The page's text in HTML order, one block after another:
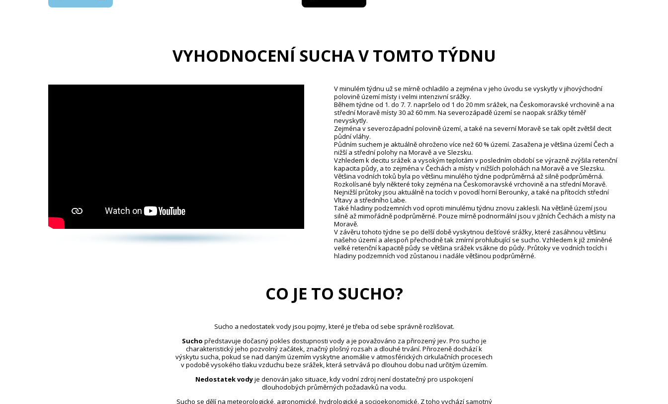
VYHODNOCENÍ SUCHA V TOMTO TÝDNU
V minulém týdnu už se mírně ochladilo a zejména v jeho úvodu se vyskytly v jihovýchodní
polovině území místy i velmi intenzivní srážky.
Během týdne od 1. do 7. 7. napršelo od 1 do 20 mm srážek, na Českomoravské vrchovině a na
střední Moravě místy 30 až 60 mm. Na severozápadě území se naopak srážky téměř
nevyskytly.
Zejména v severozápadní polovině území, a také na severní Moravě se tak opět zvětšil deficit
půdní vláhy.
Půdním suchem je aktuálně ohroženo více než 60 % území. Zasažena je většina území Čech a
nižší a střední polohy na Moravě a ve Slezsku.
Vzhledem k deficitu srážek a vysokým teplotám v posledním období se výrazně zvýšila retenční
kapacita půdy, a to zejména v Čechách a místy v nižších polohách na Moravě a ve Slezsku.
Většina vodních toků byla po většinu minulého týdne podprůměrná až silně podprůměrná.
Rozkolísané byly některé toky zejména na Českomoravské vrchovině a na střední Moravě.
Nejnižší průtoky jsou aktuálně na tocích v povodí horní Berounky, a také na přítocích střední
Vltavy a středního Labe.
Také hladiny podzemních vod oproti minulému týdnu znovu zaklesli. Na většině území jsou
silně až mimořádně podprůměrné. Pouze mírně podnormální jsou v jižních Čechách a místy na
Moravě.
V závěru tohoto týdne se po delší době vyskytnou dešťové srážky, které zasáhnou většinu
našeho území a alespoň přechodně tak zmírní prohlubující se sucho. Vzhledem k již zmíněné
velké retenční kapacitě půdy se většina srážek vsákne do půdy. Průtoky ve vodních tocích i
hladiny podzemních vod zůstanou i nadále většinou podprůměrné.
CO JE TO SUCHO?
Sucho a nedostatek vody jsou pojmy, které je třeba od sebe správně rozlišovat.
Sucho představuje dočasný pokles dostupnosti vody a je považováno za přirozený jev. Pro sucho je
charakteristický jeho pozvolný začátek, značný plošný rozsah a dlouhé trvání. Přirozeně dochází k
výskytu sucha, pokud se nad daným územím vyskytne anomálie v atmosférických cirkulačních procesech
v podobě vysokého tlaku vzduchu beze srážek, která setrvává po dlouhou dobu nad určitým územím.
Nedostatek vodyje definován jako situace, kdy vodní zdroj není dostatečný pro uspokojení
dlouhodobých průměrných požadavků na vodu.
Sucho se dělí na meteorologické, agronomické, hydrologické a socioekonomické. Z toho vychází samotný